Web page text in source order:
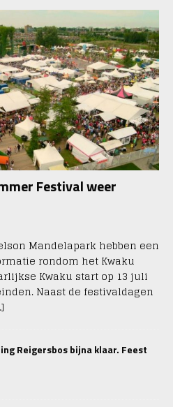
Festival weer
Mandelapark hebben een
rondom het Kwaku
Kwaku start op 13 juli
Naast de festivaldagen
Reigersbos bijna klaar. Feest